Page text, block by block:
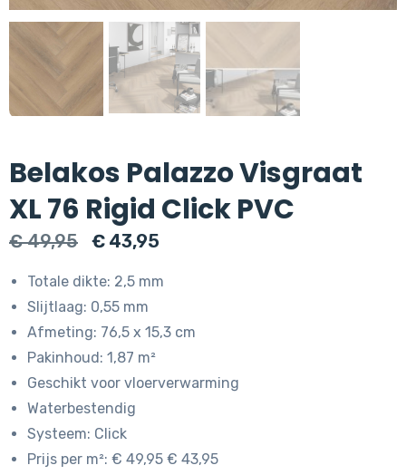
Belakos Palazzo Visgraat
XL 76 Rigid Click PVC
€49,95
Oorspronkelijke
€ 49,95.
€ 43,95
€ 43,95.
Totale dikte: 2,5 mm
Slijtlaag: 0,55 mm
Afmeting: 76,5 x 15,3 cm
Pakinhoud: 1,87 m²
Geschikt voor vloerverwarming
Waterbestendig
Systeem: Click
Prijs per m²: € 49,95 € 43,95